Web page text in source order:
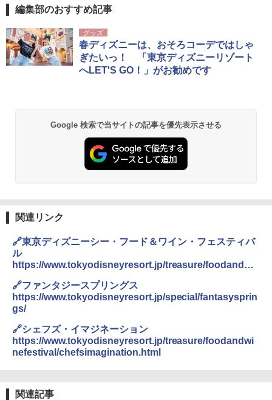
編集部のおすすめ記事
グッズ
春ディズニーは、おそろコーデではしゃ
ぎたいっ！ 「東京ディズニーリゾート
へLET'S GO！」がお勧めです
Google 検索で当サイトの記事を優先表示させる
関連リンク
🔗東京ディズニーシー・フード＆ワイン・フェスティバ
ル
https://www.tokyodisneyresort.jp/treasure/foodandwi
🔗ファンタジースプリングス
https://www.tokyodisneyresort.jp/special/fantasysprin
gs/
🔗シェフズ・イマジネーション
https://www.tokyodisneyresort.jp/treasure/foodandwi
nefestival/chefsimagination.html
関連記事